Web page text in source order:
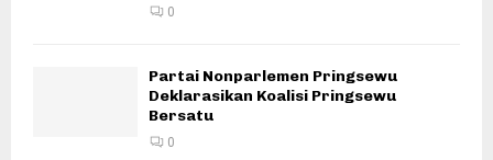
0
Partai Nonparlemen Pringsewu
Deklarasikan Koalisi Pringsewu
Bersatu
0